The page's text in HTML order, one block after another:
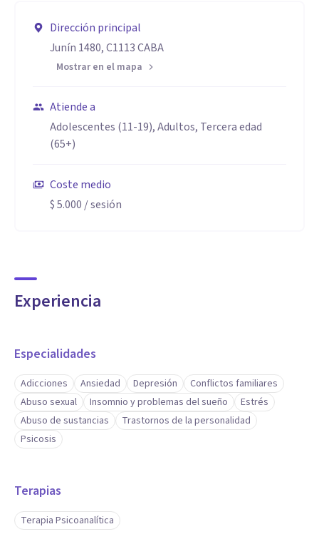
Dirección principal
Junín 1480, C1113 CABA
Mostrar en el mapa
Atiende a
Adolescentes (11-19), Adultos, Tercera edad
(65+)
Coste medio
$ 5.000 / sesión
Experiencia
Especialidades
Adicciones Ansiedad Depresión
Conflictos familiares
Abuso sexual
Insomnio y problemas del sueño
Estrés
Abuso de sustancias
Trastornos de la personalidad
Psicosis
Terapias
Terapia Psicoanalítica